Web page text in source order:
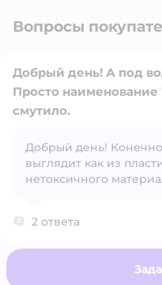
Вопросы
Добрый день! А под
Просто наименование
смутило.
Добрый день!
выглядит как из
нетоксичного
2 ответа